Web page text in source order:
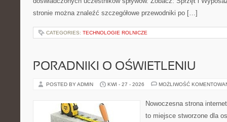
stronie można znaleźć szczegółowe przewodniki po […]
CATEGORIES: TECHNOLOGIE ROLNICZE
PORADNIKI O OŚWIETLENIU
POSTED BY ADMIN KWI - 27 - 2026 MOŻLIWOŚĆ
Nowoczesna strona
to miejsce stworzone dla